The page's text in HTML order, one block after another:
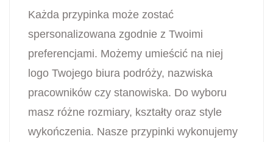
Każda przypinka może zostać
spersonalizowana zgodnie z Twoimi
preferencjami. Możemy umieścić na niej
logo Twojego biura podróży, nazwiska
pracowników czy stanowiska. Do wyboru
masz różne rozmiary, kształty oraz style
wykończenia. Nasze przypinki wykonujemy